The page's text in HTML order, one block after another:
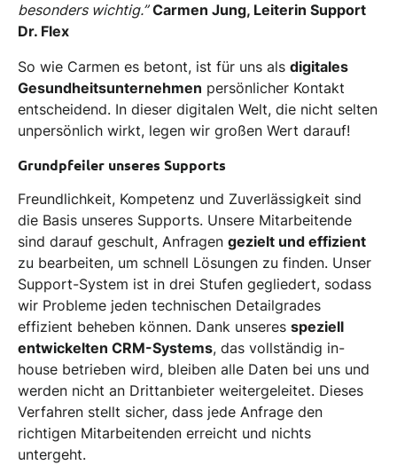
besonders wichtig.” Carmen Jung, Leiterin Support
Dr. Flex
So wie Carmen es betont, ist für uns als digitales
Gesundheitsunternehmen persönlicher Kontakt
entscheidend. In dieser digitalen Welt, die nicht selten
unpersönlich wirkt, legen wir großen Wert darauf!
Grundpfeiler unseres Supports
Freundlichkeit, Kompetenz und Zuverlässigkeit sind
die Basis unseres Supports. Unsere Mitarbeitende
sind darauf geschult, Anfragen gezielt und effizient
zu bearbeiten, um schnell Lösungen zu finden. Unser
Support-System ist in drei Stufen gegliedert, sodass
wir Probleme jeden technischen Detailgrades
effizient beheben können. Dank unseres speziell
entwickelten CRM-Systems, das vollständig in-
house betrieben wird, bleiben alle Daten bei uns und
werden nicht an Drittanbieter weitergeleitet. Dieses
Verfahren stellt sicher, dass jede Anfrage den
richtigen Mitarbeitenden erreicht und nichts
untergeht.